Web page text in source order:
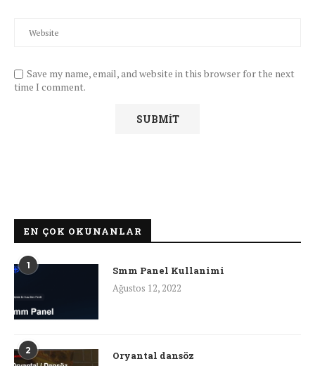
Save my name, email, and website in this browser for the next
time I comment.
EN ÇOK OKUNANLAR
1
Smm Panel Kullanimi
Ağustos 12, 2022
2
Oryantal dansöz